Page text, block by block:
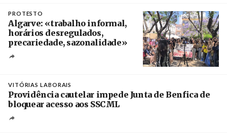
PROTESTO
Algarve: «trabalho informal,
horários desregulados,
precariedade, sazonalidade»
VITÓRIAS LABORAIS
Providência cautelar impede Junta de Benfica de
bloquear acesso aos SSCML